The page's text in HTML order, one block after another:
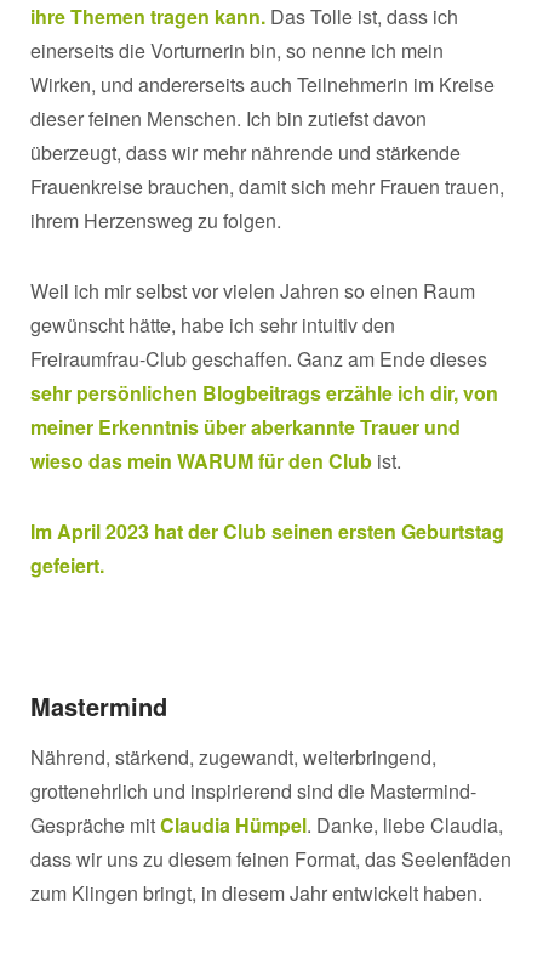
ihre Themen tragen kann. Das Tolle ist, dass ich
einerseits die Vorturnerin bin, so nenne ich mein
Wirken, und andererseits auch Teilnehmerin im Kreise
dieser feinen Menschen. Ich bin zutiefst davon
überzeugt, dass wir mehr nährende und stärkende
Frauenkreise brauchen, damit sich mehr Frauen trauen,
ihrem Herzensweg zu folgen.
Weil ich mir selbst vor vielen Jahren so einen Raum
gewünscht hätte, habe ich sehr intuitiv den
Freiraumfrau-Club geschaffen. Ganz am Ende dieses
sehr persönlichen Blogbeitrags erzähle ich dir, von
meiner Erkenntnis über aberkannte Trauer und
wieso das mein WARUM für den Club ist.
Im April 2023 hat der Club seinen ersten Geburtstag
gefeiert.
Mastermind
Nährend, stärkend, zugewandt, weiterbringend,
grottenehrlich und inspirierend sind die Mastermind-
Gespräche mitClaudia Hümpel. Danke, liebe Claudia,
dass wir uns zu diesem feinen Format, das Seelenfäden
zum Klingen bringt, in diesem Jahr entwickelt haben.